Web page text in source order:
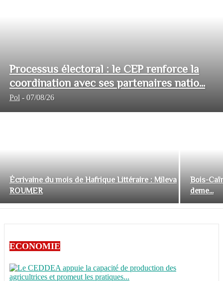
Processus électoral : le CEP renforce la
coordination avec ses partenaires natio...
Pol - 07/08/26
Écrivaine du mois de Hafrique Littéraire : Mileva
ROUMER
Bois-
deme...
ECONOMIE